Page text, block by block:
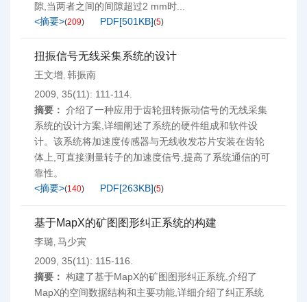
隙,当两者之间的间隙超过2 mm时...
<摘要>(209) PDF[501KB](5)
扭振信号无线采集系统的设计
王文增, 韩振南
2009, 35(11): 111-114.
摘要： 介绍了一种应用于齿轮扭转振动信号的无线采集
系统的设计方案,详细阐述了系统的硬件组成和软件设
计。该系统将加速度传感器与无线收发芯片安装在齿轮
体上,可直接测量转子的加速度信号,提高了系统通信的可
靠性。
<摘要>(140) PDF[263KB](5)
基于MapX的矿图图形纠正系统的构建
李璐, 马少寅
2009, 35(11): 115-116.
摘要： 构建了基于MapX的矿图图形纠正系统,介绍了
MapX的空间数据结构和主要功能,详细介绍了纠正系统